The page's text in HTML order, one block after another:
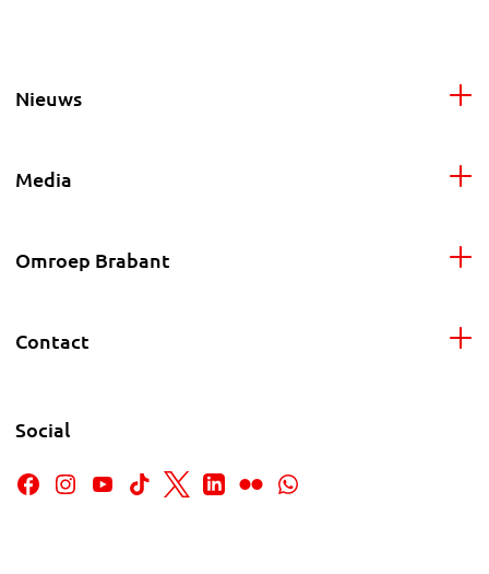
Nieuws
Media
Omroep Brabant
Contact
Social